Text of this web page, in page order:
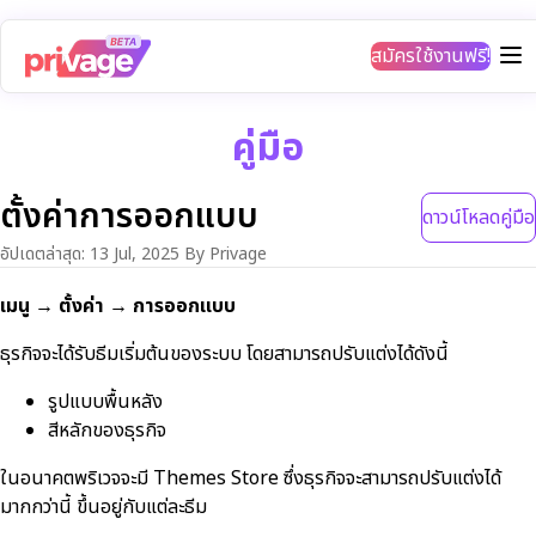
สมัครใช้งานฟรี!
คู่มือ
ตั้งค่าการออกแบบ ดาวน์โหลดคู่มือ
อัปเดตล่าสุด: 13 Jul, 2025 By Privage
เมนู → ตั้งค่า → การออกแบบ
ธุรกิจจะได้รับธีมเริ่มต้นของระบบ โดยสามารถปรับแต่งได้ดังนี้
รูปแบบพื้นหลัง
สีหลักของธุรกิจ
ในอนาคตพริเวจจะมี Themes Store ซึ่งธุรกิจจะสามารถปรับแต่งได้
มากกว่านี้ ขึ้นอยู่กับแต่ละธีม